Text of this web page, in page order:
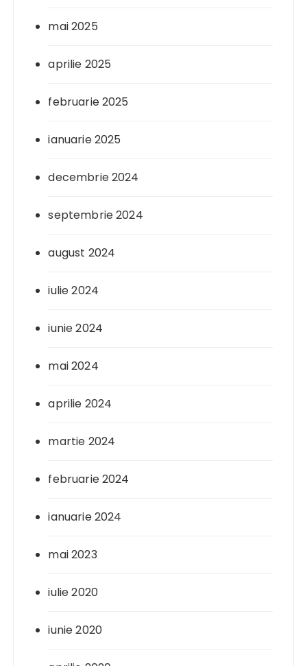
mai 2025
aprilie 2025
februarie 2025
ianuarie 2025
decembrie 2024
septembrie 2024
august 2024
iulie 2024
iunie 2024
mai 2024
aprilie 2024
martie 2024
februarie 2024
ianuarie 2024
mai 2023
iulie 2020
iunie 2020